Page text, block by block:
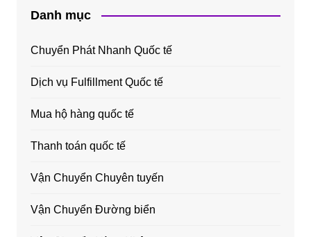
Danh mục
Chuyển Phát Nhanh Quốc tế
Dịch vụ Fulfillment Quốc tế
Mua hộ hàng quốc tế
Thanh toán quốc tế
Vận Chuyển Chuyên tuyến
Vận Chuyển Đường biển